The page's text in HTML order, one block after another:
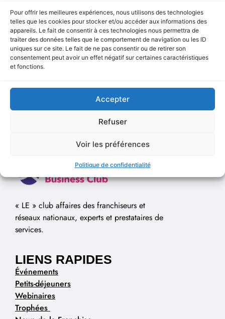
Pour offrir les meilleures expériences, nous utilisons des technologies
telles que les cookies pour stocker et/ou accéder aux informations des
appareils. Le fait de consentir à ces technologies nous permettra de
traiter des données telles que le comportement de navigation ou les ID
uniques sur ce site. Le fait de ne pas consentir ou de retirer son
consentement peut avoir un effet négatif sur certaines caractéristiques
et fonctions.
Accepter
Refuser
Voir les préférences
Politique de confidentialité
Vidéo de Présentation
Aucune vidéo disponible.
« LE » club affaires des franchiseurs et
réseaux nationaux, experts et prestataires de
services.
LIENS RAPIDES
Événements
Petits-déjeuners
Webinaires
Trophées